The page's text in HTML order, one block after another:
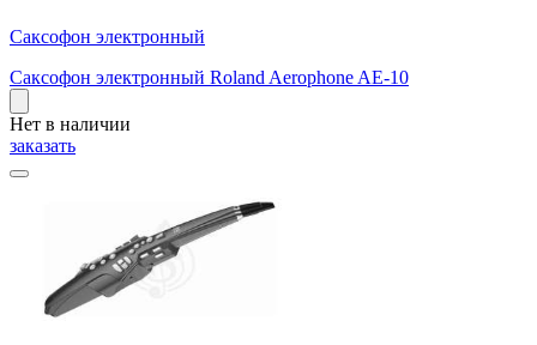
Саксофон электронный
Саксофон электронный Roland Aerophone AE-10
Нет в наличии
заказать